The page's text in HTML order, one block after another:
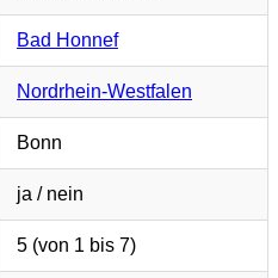
Bad Honnef
Nordrhein-Westfalen
Bonn
ja / nein
5 (von 1 bis 7)